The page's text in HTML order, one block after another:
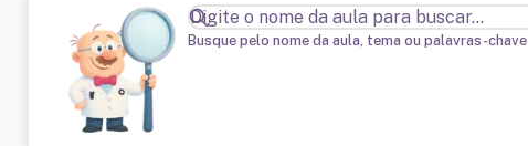
Busque pelo nome da aula, tema ou palavras-chave